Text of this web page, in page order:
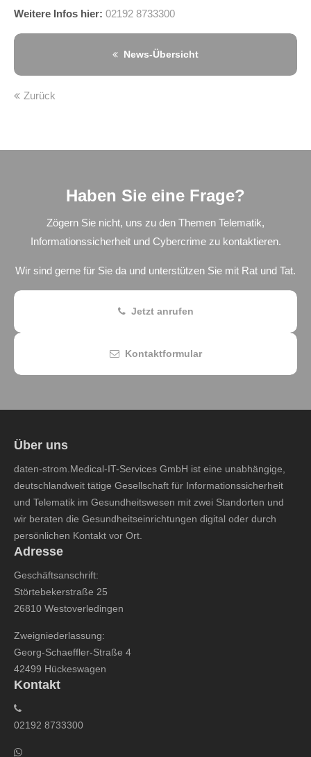
Weitere Infos hier: 02192 8733300
News-Übersicht
Zurück
Haben Sie eine Frage?
Zögern Sie nicht, uns zu den Themen Telematik,
Informationssicherheit und Cybercrime zu kontaktieren.
Wir sind gerne für Sie da und unterstützen Sie mit Rat und Tat.
Jetzt anrufen
Kontaktformular
Über uns
daten-strom.Medical-IT-Services GmbH ist eine unabhängige,
deutschlandweit tätige Gesellschaft für Informationssicherheit
und Telematik im Gesundheitswesen mit zwei Standorten und
wir beraten die Gesundheitseinrichtungen digital oder durch
persönlichen Kontakt vor Ort.
Adresse
Geschäftsanschrift:
Störtebekerstraße 25
26810 Westoverledingen
Zweigniederlassung:
Georg-Schaeffler-Straße 4
42499 Hückeswagen
Kontakt
02192 8733300